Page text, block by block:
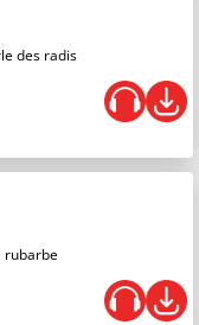
des radis
rubarbe